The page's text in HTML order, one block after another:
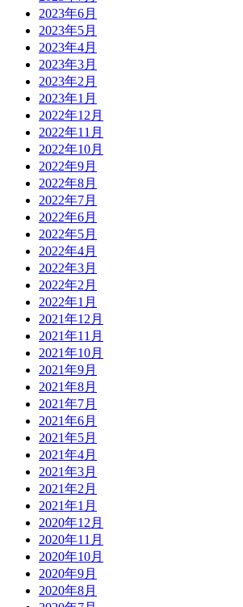
2023年6月
2023年5月
2023年4月
2023年3月
2023年2月
2023年1月
2022年12月
2022年11月
2022年10月
2022年9月
2022年8月
2022年7月
2022年6月
2022年5月
2022年4月
2022年3月
2022年2月
2022年1月
2021年12月
2021年11月
2021年10月
2021年9月
2021年8月
2021年7月
2021年6月
2021年5月
2021年4月
2021年3月
2021年2月
2021年1月
2020年12月
2020年11月
2020年10月
2020年9月
2020年8月